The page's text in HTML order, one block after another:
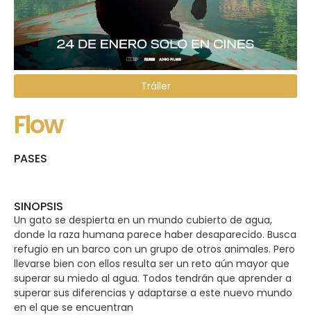
Tráiler
Flow
PASES
SINOPSIS
Un gato se despierta en un mundo cubierto de agua,
donde la raza humana parece haber desaparecido. Busca
refugio en un barco con un grupo de otros animales. Pero
llevarse bien con ellos resulta ser un reto aún mayor que
superar su miedo al agua. Todos tendrán que aprender a
superar sus diferencias y adaptarse a este nuevo mundo
en el que se encuentran